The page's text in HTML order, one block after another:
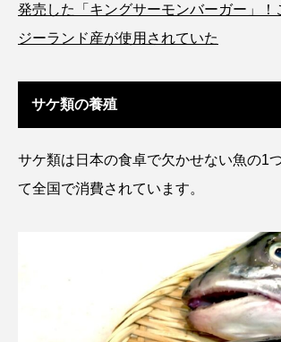
アブラボテ アマガエル
アンコウ イカ イカナゴ
イラス
イワナ インドネ
ウナギ ウバザメ
発売した「キングサーモンバーガー」！
ジーランド産が使用されていた
サケ類の養殖
サケ類は日本の食卓で欠かせない魚の1
て全国で消費されています。